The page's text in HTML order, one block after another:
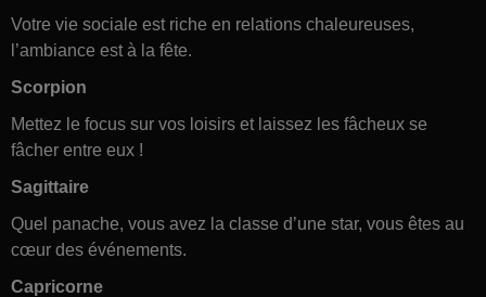
Votre vie sociale est riche en relations chaleureuses,
l’ambiance est à la fête.
Scorpion
Mettez le focus sur vos loisirs et laissez les fâcheux se
fâcher entre eux !
Sagittaire
Quel panache, vous avez la classe d’une star, vous êtes au
cœur des événements.
Capricorne